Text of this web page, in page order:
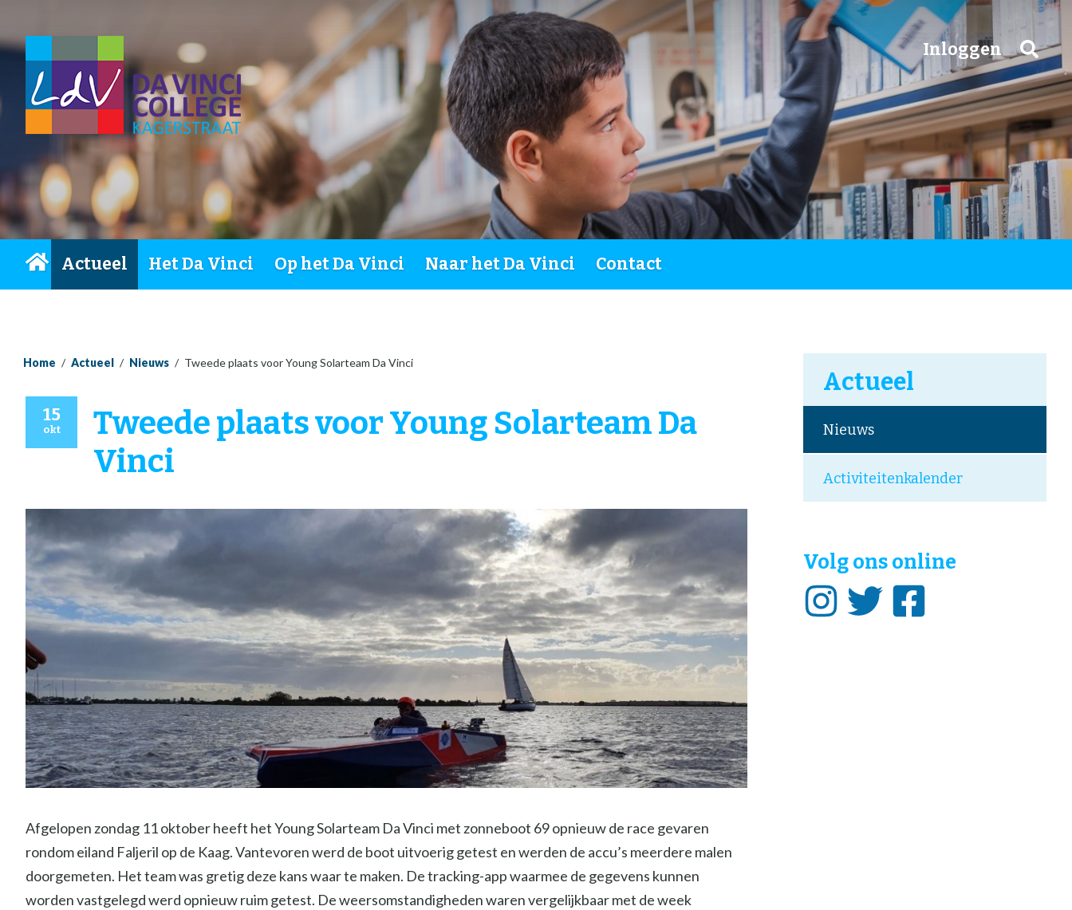
Inloggen
Actueel Het Da Vinci Op het Da Vinci Naar het Da Vinci Contact
Home / Actueel / Nieuws / Tweede plaats voor Young Solarteam Da Vinci
15
okt
Tweede plaats voor Young Solarteam Da
Vinci
Afgelopen zondag 11 oktober heeft het Young Solarteam Da Vinci met zonneboot 69 opnieuw de race gevaren
rondom eiland Faljeril op de Kaag. Vantevoren werd de boot uitvoerig getest en werden de accu’s meerdere malen
doorgemeten. Het team was gretig deze kans waar te maken. De tracking-app waarmee de gegevens kunnen
worden vastgelegd werd opnieuw ruim getest. De weersomstandigheden waren vergelijkbaar met de week
Actueel
Nieuws
Activiteitenkalender
Volg ons online